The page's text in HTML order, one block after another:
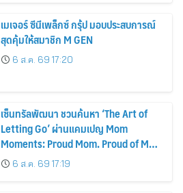
เมเจอร์ ซีนีเพล็กซ์ กรุ้ป มอบประสบการณ์
สุดคุ้มให้สมาชิก M GEN
6 ส.ค. 69 17:20
เซ็นทรัลพัฒนา ชวนค้นหา ‘The Art of
Letting Go’ ผ่านแคมเปญ Mom
Moments: Proud Mom. Proud of My
Mom.6 ส.ค. 69 17:19